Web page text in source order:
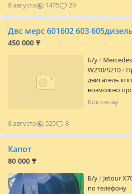
установка
возможно
двигатель с
8 августа 1475 29
Двс мерс 601602 603
450 000 ₸
Б/y
W210/S210
двигатель
возможно
подробности
по
номерах
Кокшетау
8 августа 525 8
Капот
80 000 ₸
Б/y Jetour
по телефону